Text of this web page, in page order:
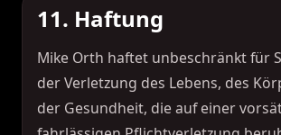
11. Haftung
Mike Orth haftet unbeschränkt für
der Verletzung des Lebens, des
der Gesundheit, die auf einer